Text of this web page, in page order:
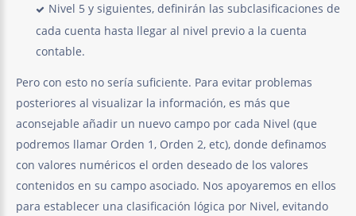
Nivel 5 y siguientes, definirán las subclasificaciones de
cada cuenta hasta llegar al nivel previo a la cuenta
contable.
Pero con esto no sería suficiente. Para evitar problemas
posteriores al visualizar la información, es más que
aconsejable añadir un nuevo campo por cada Nivel (que
podremos llamar Orden 1, Orden 2, etc), donde definamos
con valores numéricos el orden deseado de los valores
contenidos en su campo asociado. Nos apoyaremos en ellos
para establecer una clasificación lógica por Nivel, evitando